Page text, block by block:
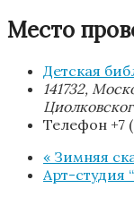
Место
Детская
141732,
Телефон +7
« Зимняя
Арт-студия